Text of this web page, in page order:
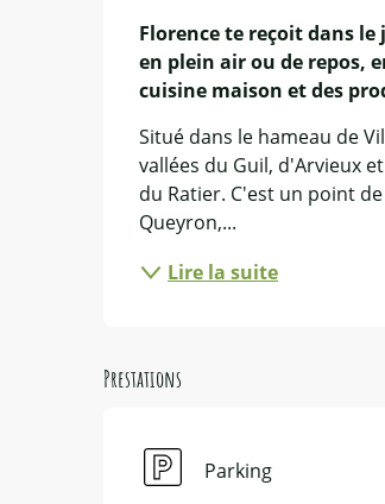
Florence te reçoit dans
en plein air ou de repos,
cuisine maison et des
Situé dans le hameau de
vallées du Guil, d'Arvieux
du Ratier. C'est un point
Queyron,...
Lire la suite
Prestations
Parking